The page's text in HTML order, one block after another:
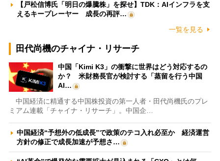
【戸松信博氏「明日の爆騰株」を探せ】TDK：AIインフラを支
えるキープレーヤー 成長の再評…
一覧を見る
田代尚機のチャイナ・リサーチ
中国「Kimi K3」の衝撃に世界はどう対応するの
か？ 米財務長官が検討する「蒸留を行う中国
AI…
中国経済に精通する中国株投資の第一人者・田代尚機氏のプレ
ミアム連載「チャイナ・リサーチ」。中国企…
中国経済“予想外の低成長”で政策のテコ入れ必至か 経済運営
方針の修正で成長加速が予想さ…